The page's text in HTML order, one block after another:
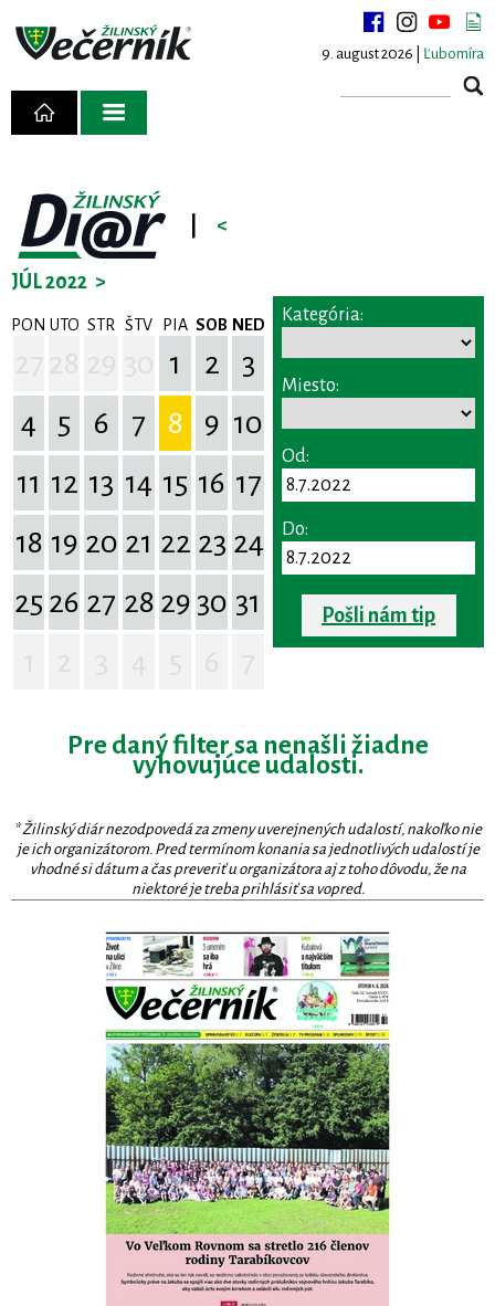
9. august 2026 | Ľubomíra
<
JÚL 2022 >
PON UTO STR ŠTV PIA SOB NED
1 2
3
4
5 6 7 8 9 10
11 12 13 14 15 16 17
18 19 20 21 22 23 24
25 26 27 28 29 30 31
Kategória:
Miesto:
Od:
Do:
Pošli nám tip
Pre daný filter sa nenašli žiadne
vyhovujúce udalosti.
* Žilinský diár nezodpovedá za zmeny uverejnených udalostí, nakoľko nie
je ich organizátorom. Pred termínom konania sa jednotlivých udalostí je
vhodné si dátum a čas preveriť u organizátora aj z toho dôvodu, že na
niektoré je treba prihlásiť sa vopred.